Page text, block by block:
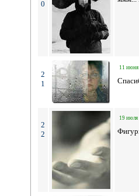
0
2
1
11 июня
2
2
19 июля